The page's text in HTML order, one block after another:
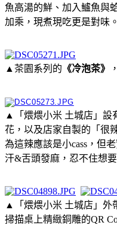
魚高湯的鮮、加入鱸魚與
加乘，現煮現吃更是對味。
▲茶園系列的 《冷泡茶》
▲「煨煨小米 土城店」設
花，以及店家自製的「很
為這辣應該是小cass，但
汗&舌頭發麻，忍不住想
▲「煨煨小米 土城店」外
掃描桌上精緻銅雕的QR